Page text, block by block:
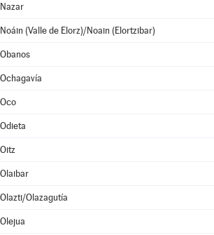
Nazar
Noáin (Valle de Elorz)/Noain (Elortzibar)
Obanos
Ochagavía
Oco
Odieta
Oitz
Olaibar
Olazti/Olazagutía
Olejua